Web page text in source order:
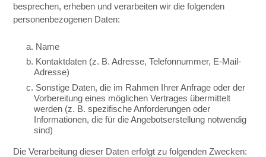
besprechen, erheben und verarbeiten wir die folgenden
personenbezogenen Daten:
a. Name
b. Kontaktdaten (z. B. Adresse, Telefonnummer, E-Mail-
Adresse)
c. Sonstige Daten, die im Rahmen Ihrer Anfrage oder der
Vorbereitung eines möglichen Vertrages übermittelt
werden (z. B. spezifische Anforderungen oder
Informationen, die für die Angebotserstellung notwendig
sind)
Die Verarbeitung dieser Daten erfolgt zu folgenden Zwecken: